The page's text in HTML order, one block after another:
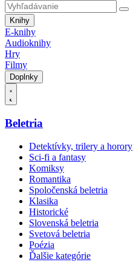
Knihy
E-knihy
Audioknihy
Hry
Filmy
Doplnky
Beletria
Detektívky, trilery a horory
Sci-fi a fantasy
Komiksy
Romantika
Spoločenská beletria
Klasika
Historické
Slovenská beletria
Svetová beletria
Poézia
Ďalšie kategórie